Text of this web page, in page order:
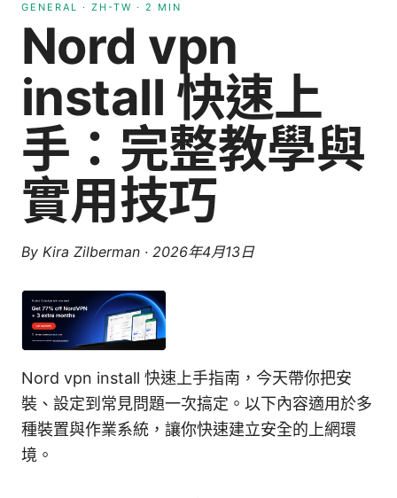
GENERAL · ZH-TW · 2 MIN
Nord vpn
install 快速上
手：完整教學與
實用技巧
By Kira Zilberman · 2026年4月13日
Nord vpn install 快速上手指南，今天帶你把安
裝、設定到常見問題一次搞定。以下內容適用於多
種裝置與作業系統，讓你快速建立安全的上網環
境。